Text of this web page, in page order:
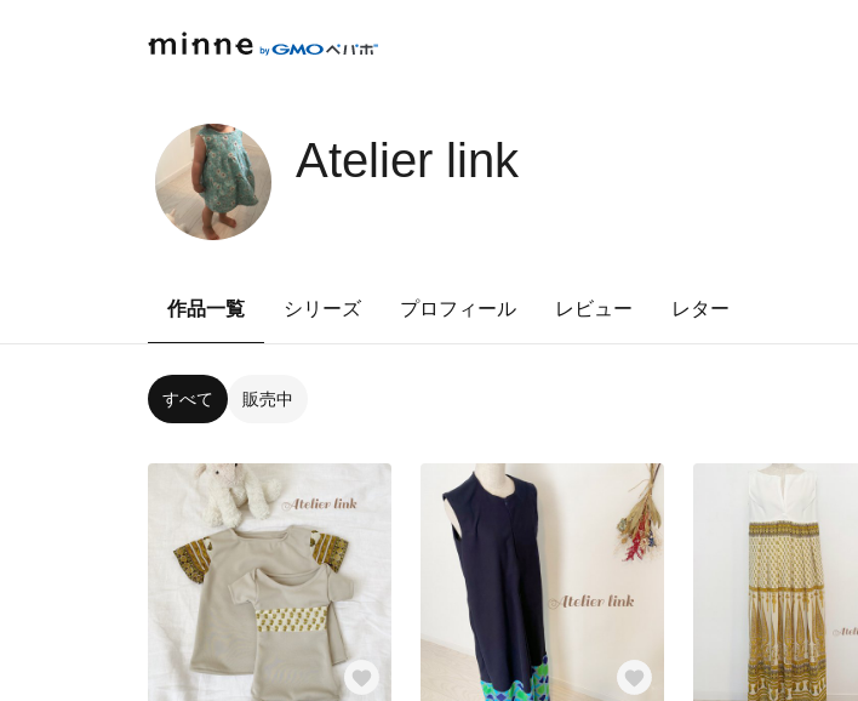
Atelier link
作品一覧 シリーズ プロフィール レビュー レター
すべて 販売中